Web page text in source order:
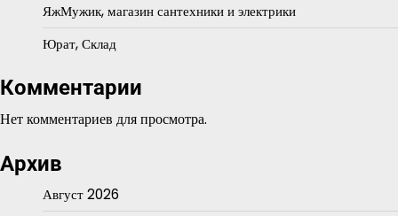
ЯжМужик, магазин сантехники и электрики
Юрат, Склад
Комментарии
Нет комментариев для просмотра.
Архив
Август 2026